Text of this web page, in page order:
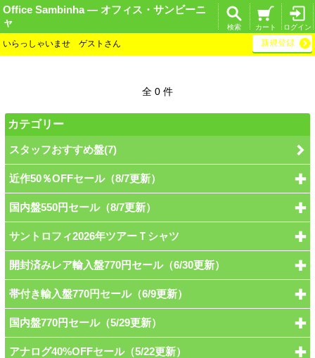
Office Sambinha ― オフィス・サンビーニ
ャ
ログイン
カート
検索
いらっしゃいませ ゲストさん 新規登録
全 0 件
カテゴリー
スタッフおすすめ盤(7)
近作50％OFFセール（8/7更新）
国内盤550円セール（8/7更新）
サントロフィ2026年ツアーＴシャツ
開封済みレア輸入盤770円セール（6/30更新）
帯付き輸入盤770円セール（6/9更新）
国内盤770円セール（5/29更新）
アナログ40%OFFセール（5/22更新）